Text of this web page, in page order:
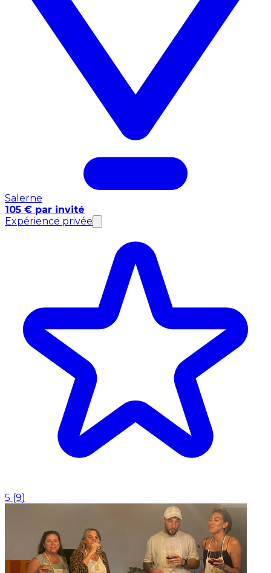
Salerne
105 € par invité
Expérience privée
5 (9)